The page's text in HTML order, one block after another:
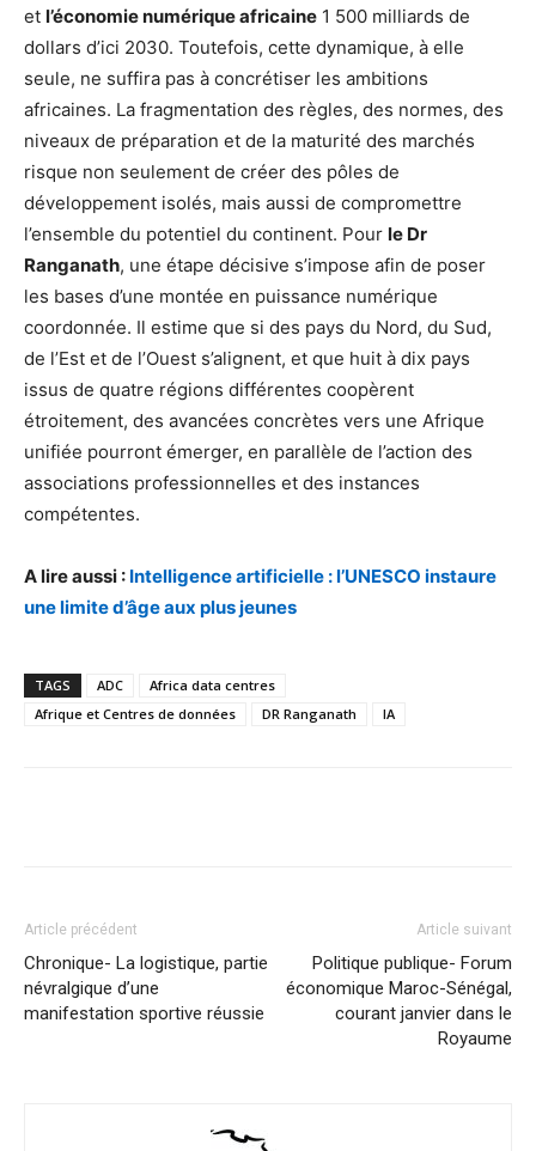
et l’économie numérique africaine 1 500 milliards de
dollars d’ici 2030. Toutefois, cette dynamique, à elle
seule, ne suffira pas à concrétiser les ambitions
africaines. La fragmentation des règles, des normes, des
niveaux de préparation et de la maturité des marchés
risque non seulement de créer des pôles de
développement isolés, mais aussi de compromettre
l’ensemble du potentiel du continent. Pour le Dr
Ranganath, une étape décisive s’impose afin de poser
les bases d’une montée en puissance numérique
coordonnée. Il estime que si des pays du Nord, du Sud,
de l’Est et de l’Ouest s’alignent, et que huit à dix pays
issus de quatre régions différentes coopèrent
étroitement, des avancées concrètes vers une Afrique
unifiée pourront émerger, en parallèle de l’action des
associations professionnelles et des instances
compétentes.
A lire aussi : Intelligence artificielle : l’UNESCO instaure
une limite d’âge aux plus jeunes
TAGS ADC
Africa data centres
Afrique et Centres de données
DR Ranganath IA
Article précédent
Chronique- La logistique, partie
névralgique d’une
manifestation sportive réussie
Article suivant
Politique publique- Forum
économique Maroc-Sénégal,
courant janvier dans le
Royaume